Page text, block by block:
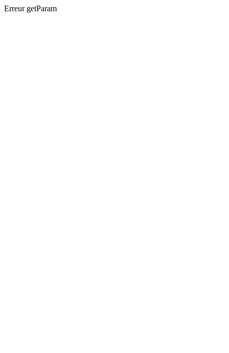
Erreur getParam